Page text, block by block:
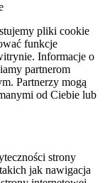
pliki cookie
funkcje
Informacje o
partnerom
Partnerzy mogą
od Ciebie lub
strony
jak nawigacja